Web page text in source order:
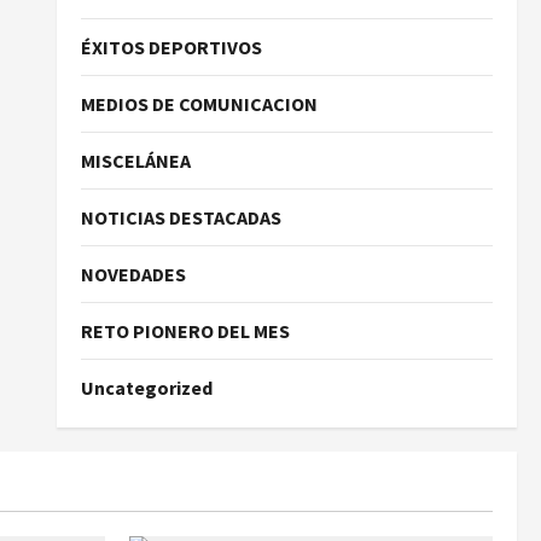
ÉXITOS DEPORTIVOS
MEDIOS DE COMUNICACION
MISCELÁNEA
NOTICIAS DESTACADAS
NOVEDADES
RETO PIONERO DEL MES
Uncategorized